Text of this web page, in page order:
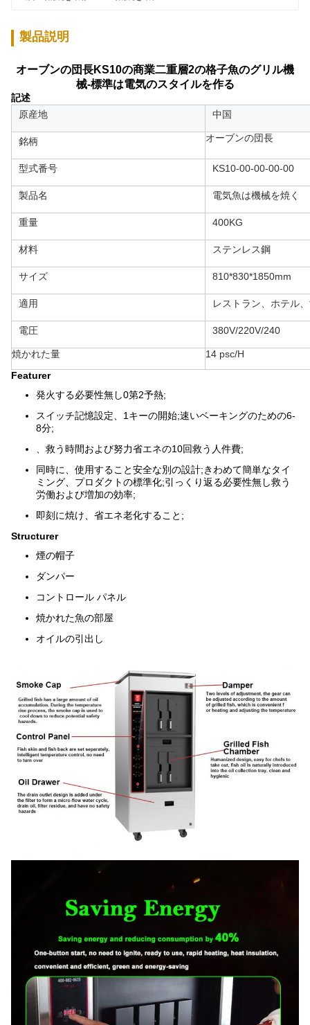
製品説明
オーブンの団長KS10の商業二重層2の格子魚のグリル機
械-標準は電気のスタイルを作る
記述
原産地
中国
銘柄 オーブンの団長
型式番号 KS10-00-00-00-00
製品名 電気魚は機械を焼く
重量 400KG
材料 ステンレス鋼
サイズ 810*830*1850mm
適用 レストラン、ホテル
電圧 380V/220V/240
焼かれた量
14 psc/H
Featurer
発火する必要性無し0第2予熱;
スイッチ記憶設定、1キーの開始;速いベーキングのための6-
8分;
、救う時間および努力省エネの10回救う人件費;
同時に、使用すること安全な別の設計;きわめて簡単なタイ
ミング、プロダクトの標準化;引っくり返る必要性無し救う
労働および増加の効率;
即刻に焼け、省エネ老化すること;
Structurer
煙の帽子
ダンパー
コントロール パネル
焼かれた魚の部屋
オイルの引出し